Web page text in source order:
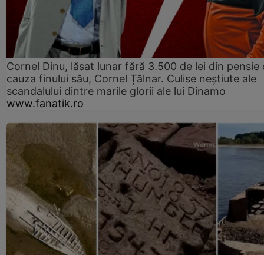
Cornel Dinu, lăsat lunar fără 3.500 de lei din pensie
cauza finului său, Cornel Țălnar. Culise neștiute ale
scandalului dintre marile glorii ale lui Dinamo
www.fanatik.ro